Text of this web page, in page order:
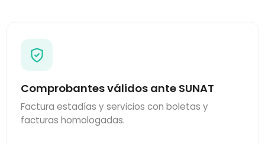
Comprobantes válidos ante SUNAT
Factura estadías y servicios con boletas y
facturas homologadas.